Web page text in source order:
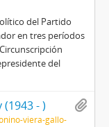
del Partido
en tres períodos
del
- )
viera-gallo-